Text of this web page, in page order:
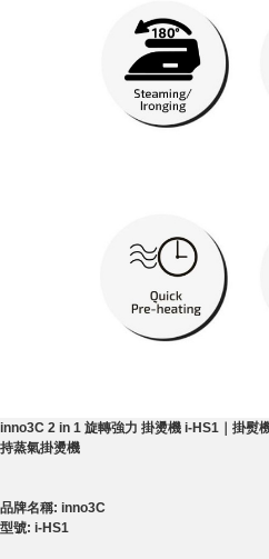
inno3C 2 in 1 旋轉強力 掛燙機 i-HS1｜掛熨
持蒸氣掛燙機
品牌名稱: inno3C
型號: i-HS1